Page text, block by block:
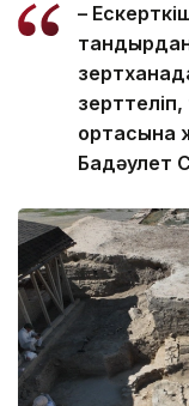
–
тандырдан
зерттеліп,
ортасына
Бағдәулет